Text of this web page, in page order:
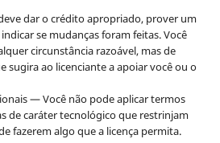
dar o crédito apropriado, prover um
se mudanças foram feitas. Você
circunstância razoável, mas de
sugira ao licenciante a apoiar você ou o
— Você não pode aplicar termos
de caráter tecnológico que restrinjam
fazerem algo que a licença permita.